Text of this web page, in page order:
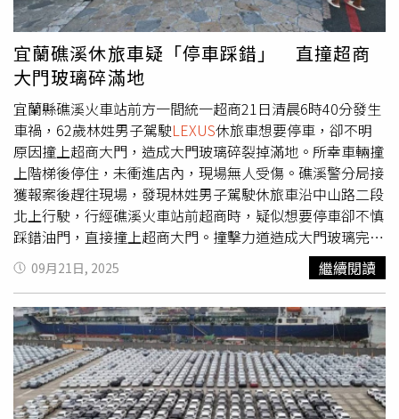
震驚。事後他鼓起勇氣詢問姊姊，對方不但大方承認，還邀
請他加入直播團隊協助拍攝與後製。橫溝坦言雖然起初難以
接受，但看見姊姊在直播中展現自信與熱情，讓他轉為支
持。「那一刻我才明白，她不是揮霍，而是找到了真正熱愛
的事。」這段家族間的反轉劇情，從一輛豪車開場，以一場
親情與夢想的交會收尾，也讓人看見副業與數位平台改變人
生的可能性。
宜蘭礁溪休旅車疑「停車踩錯」 直撞超商
大門玻璃碎滿地
宜蘭縣礁溪火車站前方一間統一超商21日清晨6時40分發生
車禍，62歲林姓男子駕駛LEXUS休旅車想要停車，卻不明
原因撞上超商大門，造成大門玻璃碎裂掉滿地。所幸車輛撞
上階梯後停住，未衝進店內，現場無人受傷。礁溪警分局接
獲報案後趕往現場，發現林姓男子駕駛休旅車沿中山路二段
北上行駛，行經礁溪火車站前超商時，疑似想要停車卻不慎
踩錯油門，直接撞上超商大門。撞擊力道造成大門玻璃完全
碎裂，玻璃碎片散落一地。車輛最終撞上大門階梯後停住，
未完全衝進店內。有目擊者表示，車禍地點位於礁溪市區，
平日車水馬龍，事發時間在人車較少的清晨，幸好車子撞到
階梯停住，否則後果不堪設想。林姓駕駛經酒測檢驗後酒精
濃度為零，排除酒駕因素。警方初步調查，林姓男子疑欲在
超商前停車時操作不當，詳細肇事原因仍有待進一步調查釐
清。礁溪警分局呼籲駕駛人行駛時應注意車前動態，並保持
適當距離，避免釀成交通事故。
09月21日, 2025 繼續閱讀